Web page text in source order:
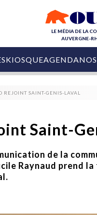
LE MÉDIA DE LA
AUVERGNE-
Nice : Denis Zanon
est décédé
COLLECTIVITÉS
PUBLIÉ LE 31 JUILLET 2026
Ardèche
COLLECTIVITÉS
KIOSQUEAGENDA
REJOINT SAINT-GENIS-LAVAL
Saint-
de la
Raynaud prend